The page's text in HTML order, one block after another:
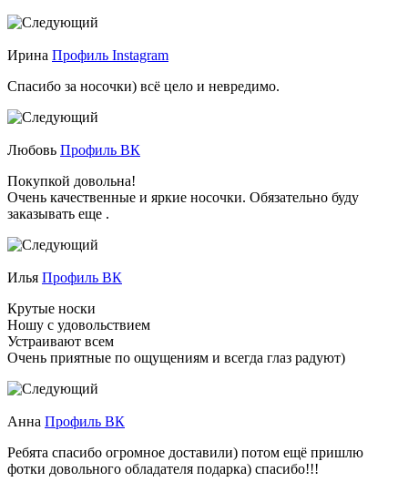
Ирина Профиль Instagram
Спасибо за носочки) всё цело и невредимо.
Любовь Профиль ВК
Покупкой довольна!
Очень качественные и яркие носочки. Обязательно буду
заказывать еще .
Илья Профиль ВК
Крутые носки
Ношу с удовольствием
Устраивают всем
Очень приятные по ощущениям и всегда глаз радуют)
Анна Профиль ВК
Ребята спасибо огромное доставили) потом ещё пришлю
фотки довольного обладателя подарка) спасибо!!!